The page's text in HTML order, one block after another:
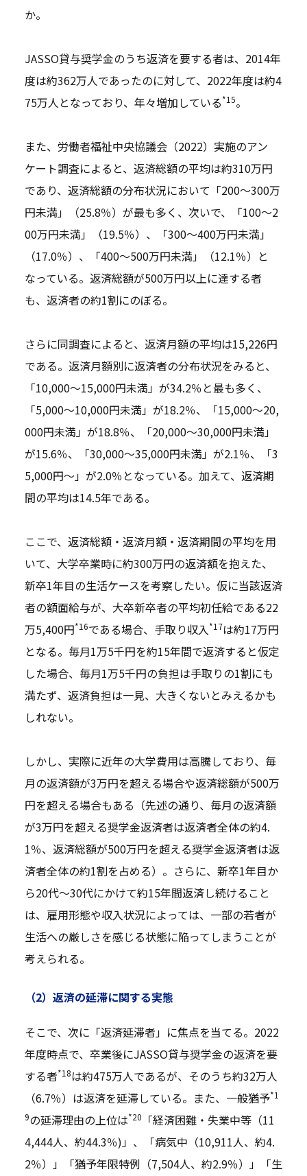
か。
JASSO貸与奨学金のうち返済を要する者は、2014年
度は約362万人であったのに対して、2022年度は約4
75万人となっており、年々増加している*15。
また、労働者福祉中央協議会（2022）実施のアン
ケート調査によると、返済総額の平均は約310万円
であり、返済総額の分布状況において「200～300万
円未満」（25.8％）が最も多く、次いで、「100～2
00万円未満」（19.5％）、「300～400万円未満」
（17.0％）、「400～500万円未満」（12.1％）と
なっている。返済総額が500万円以上に達する者
も、返済者の約1割にのぼる。
さらに同調査によると、返済月額の平均は15,226円
である。返済月額別に返済者の分布状況をみると、
「10,000～15,000円未満」が34.2％と最も多く、
「5,000～10,000円未満」が18.2％、「15,000～20,
000円未満」が18.8％、「20,000～30,000円未満」
が15.6％、「30,000～35,000円未満」が2.1％、「3
5,000円～」が2.0％となっている。加えて、返済期
間の平均は14.5年である。
ここで、返済総額・返済月額・返済期間の平均を用
いて、大学卒業時に約300万円の返済額を抱えた、
新卒1年目の生活ケースを考察したい。仮に当該返済
者の額面給与が、大卒新卒者の平均初任給である22
万5,400円*16である場合、手取り収入 *17は約17万円
となる。毎月1万5千円を約15年間で返済すると仮定
した場合、毎月1万5千円の負担は手取りの1割にも
満たず、返済負担は一見、大きくないとみえるかも
しれない。
しかし、実際に近年の大学費用は高騰しており、毎
月の返済額が3万円を超える場合や返済総額が500万
円を超える場合もある（先述の通り、毎月の返済額
が3万円を超える奨学金返済者は返済者全体の約4.
1％、返済総額が500万円を超える奨学金返済者は返
済者全体の約1割を占める）。さらに、新卒1年目か
ら20代～30代にかけて約15年間返済し続けること
は、雇用形態や収入状況によっては、一部の若者が
生活への厳しさを感じる状態に陥ってしまうことが
考えられる。
（2）返済の延滞に関する実態
そこで、次に「返済延滞者」に焦点を当てる。2022
年度時点で、卒業後にJASSO貸与奨学金の返済を要
する者*18は約475万人であるが、そのうち約32万人
（6.7％）は返済を延滞している。また、一般猶予*1
9の延滞理由の上位は*20
「経済困難・失業中等（11
4,444人、約44.3％)」、「病気中（10,911人、約4.
2％）」「猶予年限特例（7,504人、約2.9％）」「生